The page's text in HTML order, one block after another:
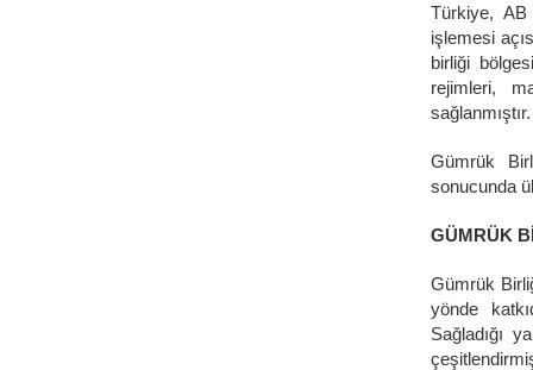
Türkiye, AB
işlemesi
birliği
rejimleri,
sağlanmıştır.
Gümrük
sonucunda
GÜMRÜK
Gümrük
yönde
Sağladığı